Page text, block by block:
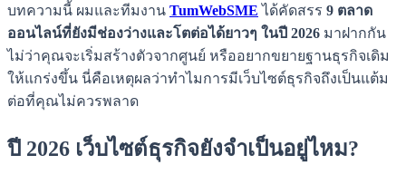
บทความนี้ ผมและทีมงาน TumWebSME ได้คัดสรร 9 ตลาด
ออนไลน์ที่ยังมีช่องว่างและโตต่อได้ยาวๆ ในปี 2026 มาฝากกัน
ไม่ว่าคุณจะเริ่มสร้างตัวจากศูนย์ หรืออยากขยายฐานธุรกิจเดิม
ให้แกร่งขึ้น นี่คือเหตุผลว่าทำไมการมีเว็บไซต์ธุรกิจถึงเป็นแต้ม
ต่อที่คุณไม่ควรพลาด
ปี 2026 เว็บไซต์ธุรกิจยังจำเป็นอยู่ไหม?